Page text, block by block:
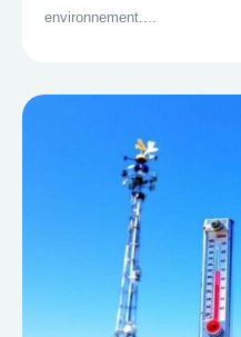
environnement....